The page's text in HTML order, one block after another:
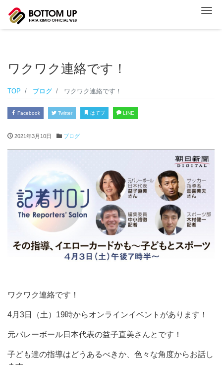
ナ
ワクワク連絡です！
TOP ブログ ワクワク連絡です！
Facebook Twitter はてブ LINE
2021年3月10日 ブログ
ワクワク連絡です！
4月3日（土）19時からオンラインイベントがあります！
元バレーボール日本代表の益子直美さんとです！
子ども達の指導はどうあるべきか、色々な角度からお話し